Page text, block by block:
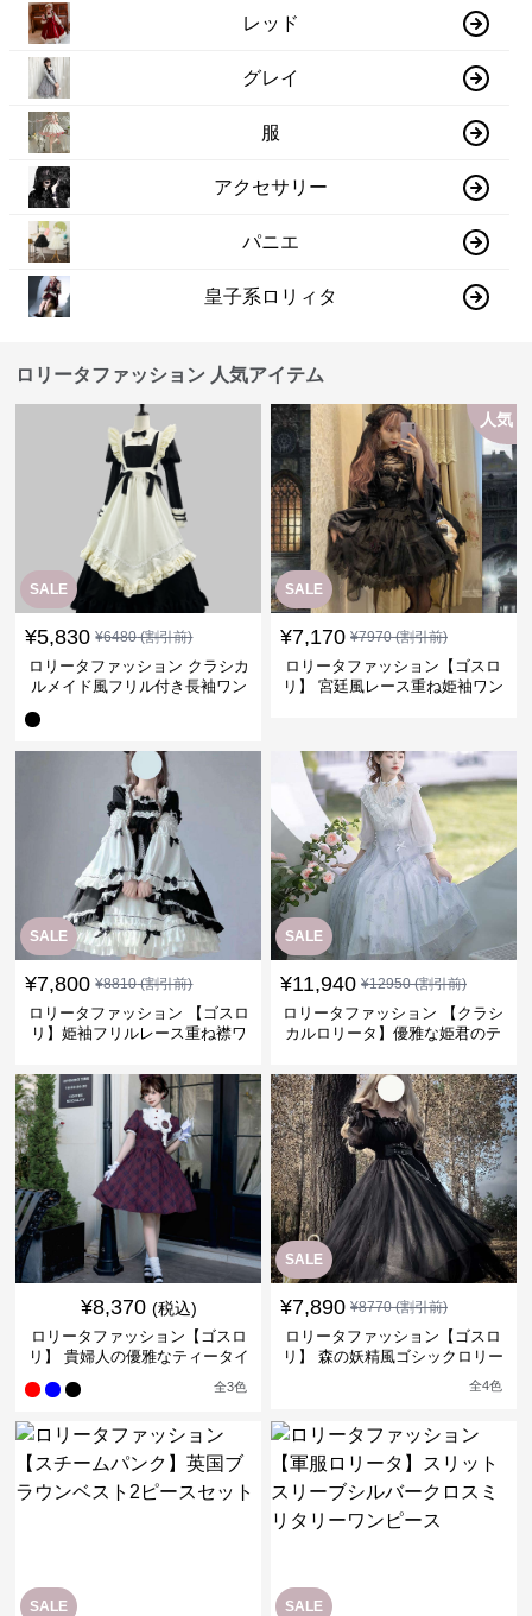
レッド
グレイ
服
アクセサリー
パニエ
皇子系ロリィタ
ロリータファッション 人気アイテム
SALE
¥5,830 ¥6480(割引前)
ロリータファッション クラシカ
ルメイド風フリル付き長袖ワン
SALE
人気
¥7,170 ¥7970(割引前)
ロリータファッション【ゴスロ
リ】 宮廷風レース重ね姫袖ワン
SALE
¥7,800 ¥8810(割引前)
ロリータファッション 【ゴスロ
リ】姫袖フリルレース重ね襟ワ
SALE
¥11,940 ¥12950(割引前)
ロリータファッション 【クラシ
カルロリータ】優雅な姫君のテ
¥8,370 (税込)
ロリータファッション【ゴスロ
リ】 貴婦人の優雅なティータイ
全3色
SALE
¥7,890 ¥8770(割引前)
ロリータファッション【ゴスロ
リ】 森の妖精風ゴシックロリー
全4色
SALE SALE